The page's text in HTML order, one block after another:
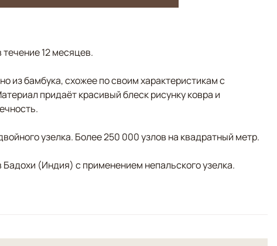
течение 12 месяцев.
из бамбука, схожее по своим характеристикам с
придаёт красивый блеск рисунку ковра и
узелка. Более 250 000 узлов на квадратный метр.
Бадохи (Индия) с применением непальского узелка.